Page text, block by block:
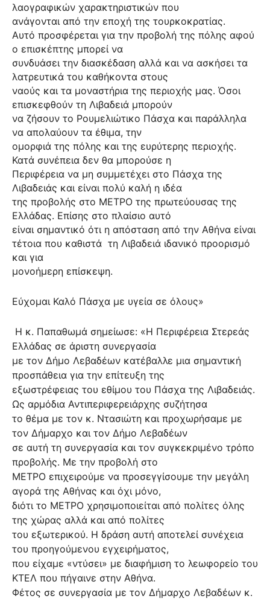
λαογραφικών χαρακτηριστικών που
ανάγονται από την εποχή της τουρκοκρατίας.
Αυτό προσφέρεται για την προβολή της πόλης αφού
ο επισκέπτης μπορεί να
συνδυάσει την διασκέδαση αλλά και να ασκήσει τα
λατρευτικά του καθήκοντα στους
ναούς και τα μοναστήρια της περιοχής μας. Όσοι
επισκεφθούν τη Λιβαδειά μπορούν
να ζήσουν το Ρουμελιώτικο Πάσχα και παράλληλα
να απολαύουν τα έθιμα, την
ομορφιά της πόλης και της ευρύτερης περιοχής.
Κατά συνέπεια δεν θα μπορούσε η
Περιφέρεια να μη συμμετέχει στο Πάσχα της
Λιβαδειάς και είναι πολύ καλή η ιδέα
της προβολής στο ΜΕΤΡΟ της πρωτεύουσας της
Ελλάδας. Επίσης στο πλαίσιο αυτό
είναι σημαντικό ότι η απόσταση από την Αθήνα είναι
τέτοια που καθιστά τη Λιβαδειά ιδανικό προορισμό
και για
μονοήμερη επίσκεψη.
Εύχομαι Καλό Πάσχα με υγεία σε όλους»
Η κ. Παπαθωμά σημείωσε: «Η Περιφέρεια Στερεάς
Ελλάδας σε άριστη συνεργασία
με τον Δήμο Λεβαδέων κατέβαλλε μια σημαντική
προσπάθεια για την επίτευξη της
εξωστρέφειας του εθίμου του Πάσχα της Λιβαδειάς.
Ως αρμόδια Αντιπεριφερειάρχης συζήτησα
το θέμα με τον κ. Ντασιώτη και προχωρήσαμε με
τον Δήμαρχο και τον Δήμο Λεβαδέων
σε αυτή τη συνεργασία και τον συγκεκριμένο τρόπο
προβολής. Με την προβολή στο
ΜΕΤΡΟ επιχειρούμε να προσεγγίσουμε την μεγάλη
αγορά της Αθήνας και όχι μόνο,
διότι το ΜΕΤΡΟ χρησιμοποιείται από πολίτες όλης
της χώρας αλλά και από πολίτες
του εξωτερικού. Η δράση αυτή αποτελεί συνέχεια
του προηγούμενου εγχειρήματος,
που είχαμε «ντύσει» με διαφήμιση το λεωφορείο του
ΚΤΕΛ που πήγαινε στην Αθήνα.
Φέτος σε συνεργασία με τον Δήμαρχο Λεβαδέων κ.